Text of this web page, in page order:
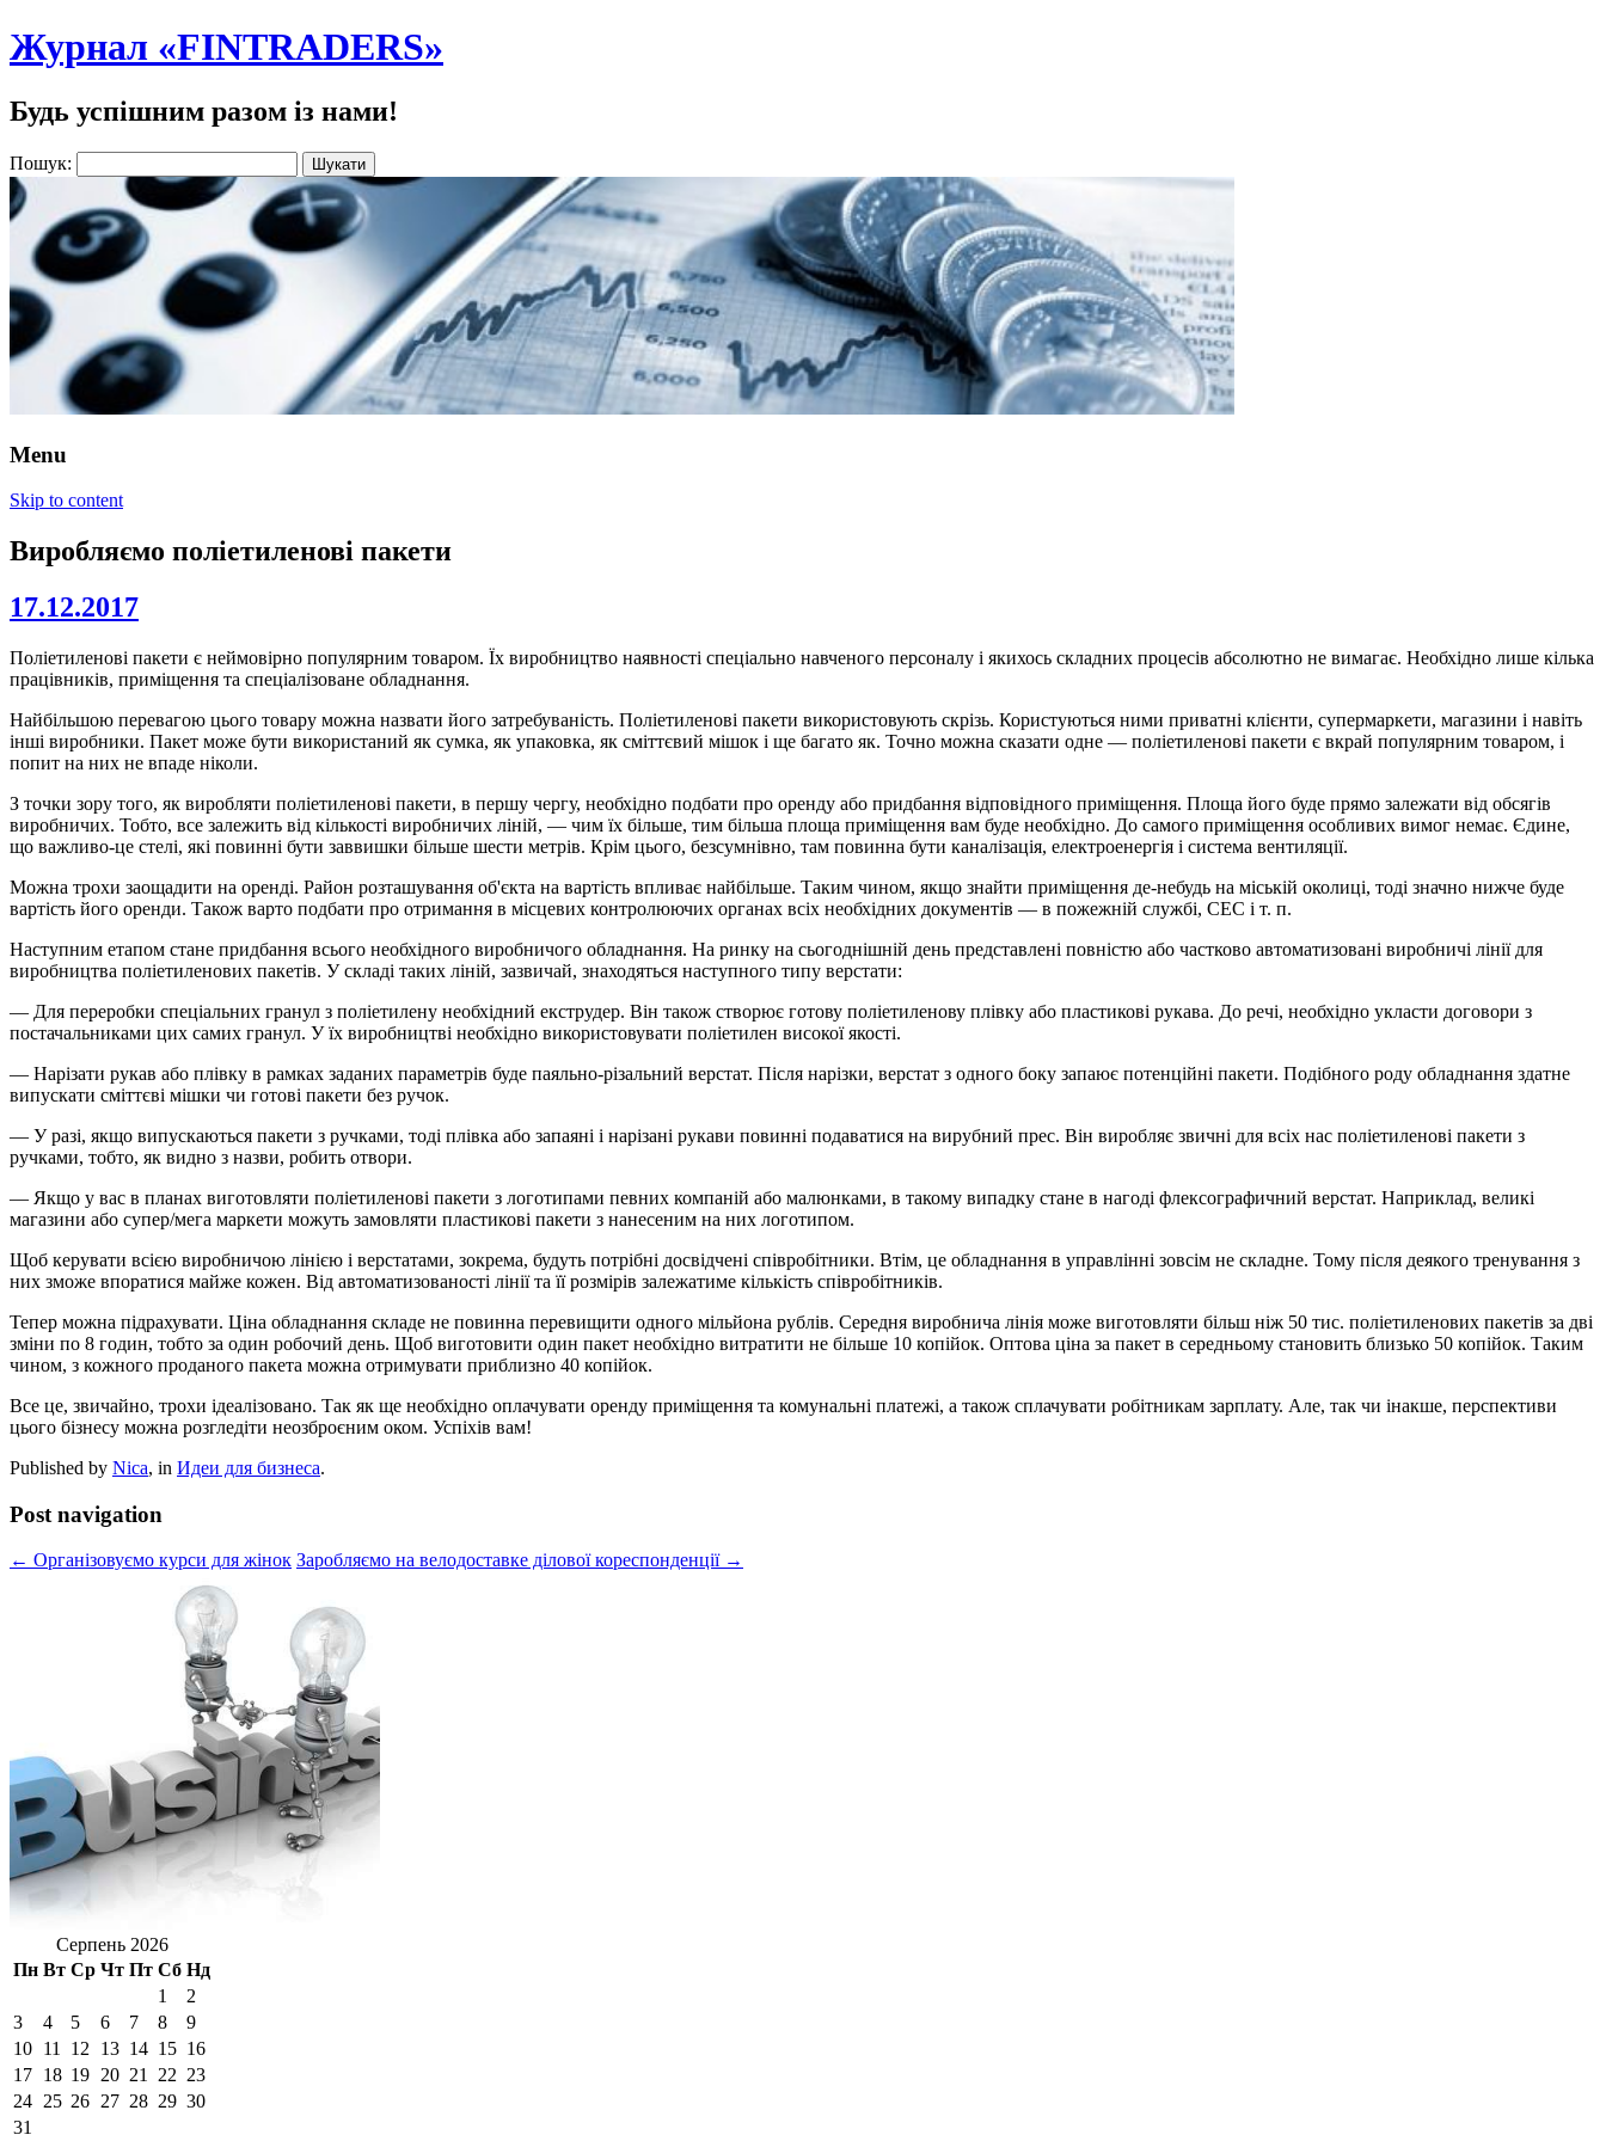
Журнал «FINTRADERS»
Будь успішним разом із нами!
Пошук:
Menu
Skip to content
Виробляємо поліетиленові пакети
17.12.2017
Поліетиленові пакети є неймовірно популярним товаром. Їх виробництво наявності спеціально навченого персоналу і якихось складних процесів абсолютно не вимагає. Необхідно лише кілька
працівників, приміщення та спеціалізоване обладнання.
Найбільшою перевагою цього товару можна назвати його затребуваність. Поліетиленові пакети використовують скрізь. Користуються ними приватні клієнти, супермаркети, магазини і навіть
інші виробники. Пакет може бути використаний як сумка, як упаковка, як сміттєвий мішок і ще багато як. Точно можна сказати одне — поліетиленові пакети є вкрай популярним товаром, і
попит на них не впаде ніколи.
З точки зору того, як виробляти поліетиленові пакети, в першу чергу, необхідно подбати про оренду або придбання відповідного приміщення. Площа його буде прямо залежати від обсягів
виробничих. Тобто, все залежить від кількості виробничих ліній, — чим їх більше, тим більша площа приміщення вам буде необхідно. До самого приміщення особливих вимог немає. Єдине,
що важливо-це стелі, які повинні бути заввишки більше шести метрів. Крім цього, безсумнівно, там повинна бути каналізація, електроенергія і система вентиляції.
Можна трохи заощадити на оренді. Район розташування об'єкта на вартість впливає найбільше. Таким чином, якщо знайти приміщення де-небудь на міській околиці, тоді значно нижче буде
вартість його оренди. Також варто подбати про отримання в місцевих контролюючих органах всіх необхідних документів — в пожежній службі, СЕС і т. п.
Наступним етапом стане придбання всього необхідного виробничого обладнання. На ринку на сьогоднішній день представлені повністю або частково автоматизовані виробничі лінії для
виробництва поліетиленових пакетів. У складі таких ліній, зазвичай, знаходяться наступного типу верстати:
— Для переробки спеціальних гранул з поліетилену необхідний екструдер. Він також створює готову поліетиленову плівку або пластикові рукава. До речі, необхідно укласти договори з
постачальниками цих самих гранул. У їх виробництві необхідно використовувати поліетилен високої якості.
— Нарізати рукав або плівку в рамках заданих параметрів буде паяльно-різальний верстат. Після нарізки, верстат з одного боку запаює потенційні пакети. Подібного роду обладнання здатне
випускати сміттєві мішки чи готові пакети без ручок.
— У разі, якщо випускаються пакети з ручками, тоді плівка або запаяні і нарізані рукави повинні подаватися на вирубний прес. Він виробляє звичні для всіх нас поліетиленові пакети з
ручками, тобто, як видно з назви, робить отвори.
— Якщо у вас в планах виготовляти поліетиленові пакети з логотипами певних компаній або малюнками, в такому випадку стане в нагоді флексографичний верстат. Наприклад, великі
магазини або супер/мега маркети можуть замовляти пластикові пакети з нанесеним на них логотипом.
Щоб керувати всією виробничою лінією і верстатами, зокрема, будуть потрібні досвідчені співробітники. Втім, це обладнання в управлінні зовсім не складне. Тому після деякого тренування з
них зможе впоратися майже кожен. Від автоматизованості лінії та її розмірів залежатиме кількість співробітників.
Тепер можна підрахувати. Ціна обладнання складе не повинна перевищити одного мільйона рублів. Середня виробнича лінія може виготовляти більш ніж 50 тис. поліетиленових пакетів за дві
зміни по 8 годин, тобто за один робочий день. Щоб виготовити один пакет необхідно витратити не більше 10 копійок. Оптова ціна за пакет в середньому становить близько 50 копійок. Таким
чином, з кожного проданого пакета можна отримувати приблизно 40 копійок.
Все це, звичайно, трохи ідеалізовано. Так як ще необхідно оплачувати оренду приміщення та комунальні платежі, а також сплачувати робітникам зарплату. Але, так чи інакше, перспективи
цього бізнесу можна розгледіти неозброєним оком. Успіхів вам!
Published by Nica, in Идеи для бизнеса.
Post navigation
← Організовуємо курси для жінок Заробляємо на велодоставке ділової кореспонденції →
Серпень 2026
Пн Вт Ср Чт Пт Сб Нд
1
2
3
4 5 6 7 8
9
10 11 12 13 14 15 16
17 18 19 20 21 22 23
24 25 26 27 28 29 30
31